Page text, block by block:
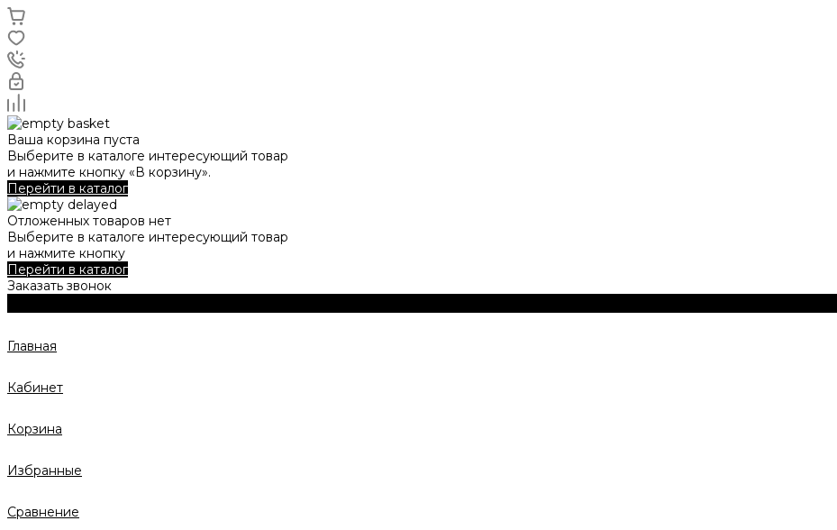
Ваша корзина пуста
Выберите в каталоге интересующий товар
и нажмите кнопку «В корзину».
Перейти в каталог
Отложенных товаров нет
Выберите в каталоге интересующий товар
и нажмите кнопку
Перейти в каталог
Заказать звонок
Главная
Кабинет
Корзина
Избранные
Сравнение